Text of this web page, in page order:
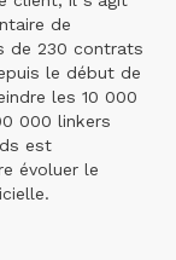
de
de 230 contrats
le début de
les 10 000
000 linkers
est
évoluer le